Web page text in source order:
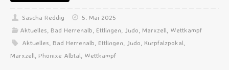
Sascha Reddig
5. Mai 2025
Aktuelles, Bad Herrenalb, Ettlingen, Judo, Marxzell, Wettkampf
Aktuelles, Bad Herrenalb, Ettlingen, Judo, Kurpfalzpokal,
Marxzell, Phönixe Albtal, Wettkampf